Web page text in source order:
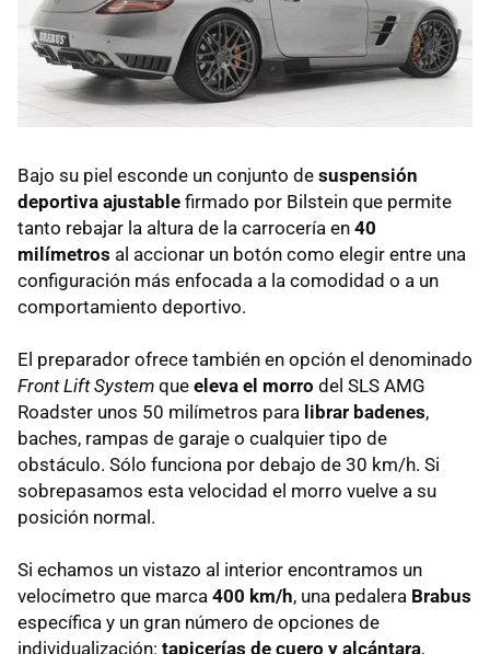
Bajo su piel esconde un conjunto de suspensión
deportiva ajustable firmado por Bilstein que permite
tanto rebajar la altura de la carrocería en 40
milímetros al accionar un botón como elegir entre una
configuración más enfocada a la comodidad o a un
comportamiento deportivo.
El preparador ofrece también en opción el denominado
Front Lift System que eleva el morro del SLS AMG
Roadster unos 50 milímetros para librar badenes,
baches, rampas de garaje o cualquier tipo de
obstáculo. Sólo funciona por debajo de 30 km/h. Si
sobrepasamos esta velocidad el morro vuelve a su
posición normal.
Si echamos un vistazo al interior encontramos un
velocímetro que marca 400 km/h, una pedalera Brabus
específica y un gran número de opciones de
individualización: tapicerías de cuero y alcántara,